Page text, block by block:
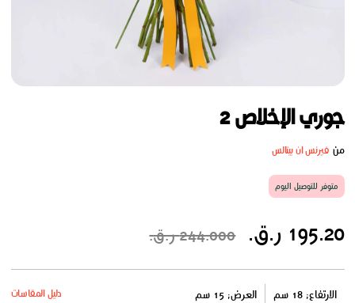
جوري الإخلاص 2
من فيرنس ان بيتالس
متوفر للتوصيل اليوم
195.20 ر.ق. 244.000 ر.ق.
الارتفاع: 18 سم العرض: 15 سم دليل المقاسات